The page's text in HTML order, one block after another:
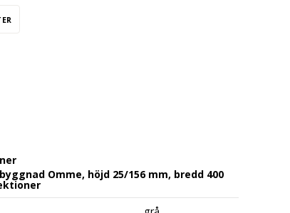
Omme, höjd 25/156 mm, bredd 400